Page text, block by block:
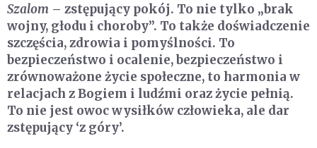
Szalom – zstępujący pokój. To nie tylko „brak
wojny, głodu i choroby”. To także doświadczenie
szczęścia, zdrowia i pomyślności. To
bezpieczeństwo i ocalenie, bezpieczeństwo i
zrównoważone życie społeczne, to harmonia w
relacjach z Bogiem i ludźmi oraz życie pełnią.
To nie jest owoc wysiłków człowieka, ale dar
zstępujący ‘z góry’.